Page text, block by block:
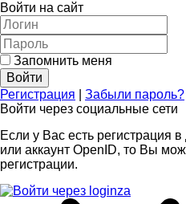
Войти на сайт
Запомнить меня
Регистрация
Забыли пароль?
Войти через социальные сети
Если у Вас есть регистрация
или аккаунт OpenID, то Вы
регистрации.